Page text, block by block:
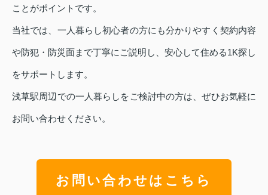
ことがポイントです。
当社では、一人暮らし初心者の方にも分かりやすく契約内容
や防犯・防災面まで丁寧にご説明し、安心して住める1K探し
をサポートします。
浅草駅周辺での一人暮らしをご検討中の方は、ぜひお気軽に
お問い合わせください。
お問い合わせはこちら